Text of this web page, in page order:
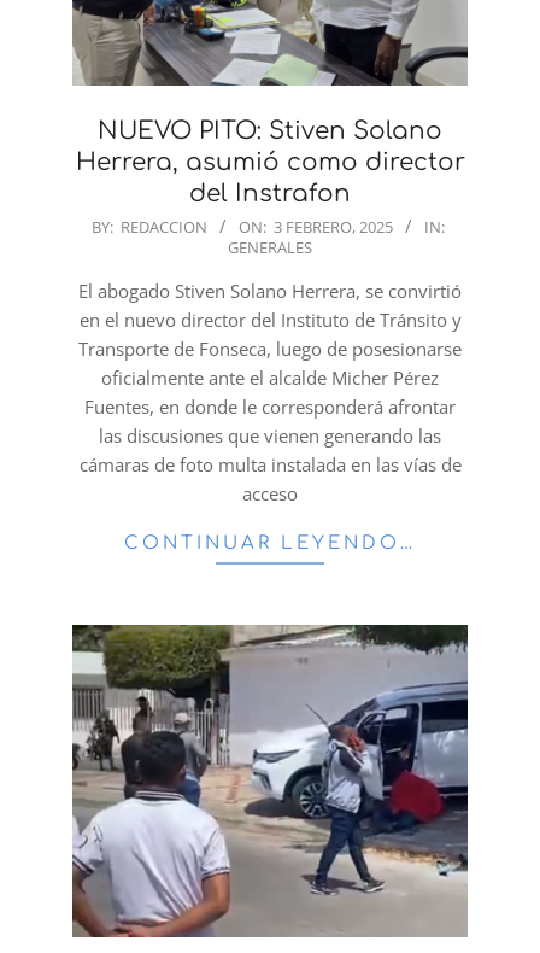
NUEVO PITO: Stiven Solano
Herrera, asumió como director
del Instrafon
2025-
03
BY: REDACCION ON: 3 FEBRERO, 2025
IN:
GENERALES
El abogado Stiven Solano Herrera, se convirtió
en el nuevo director del Instituto de Tránsito y
Transporte de Fonseca, luego de posesionarse
oficialmente ante el alcalde Micher Pérez
Fuentes, en donde le corresponderá afrontar
las discusiones que vienen generando las
cámaras de foto multa instalada en las vías de
acceso
CONTINUAR LEYENDO…